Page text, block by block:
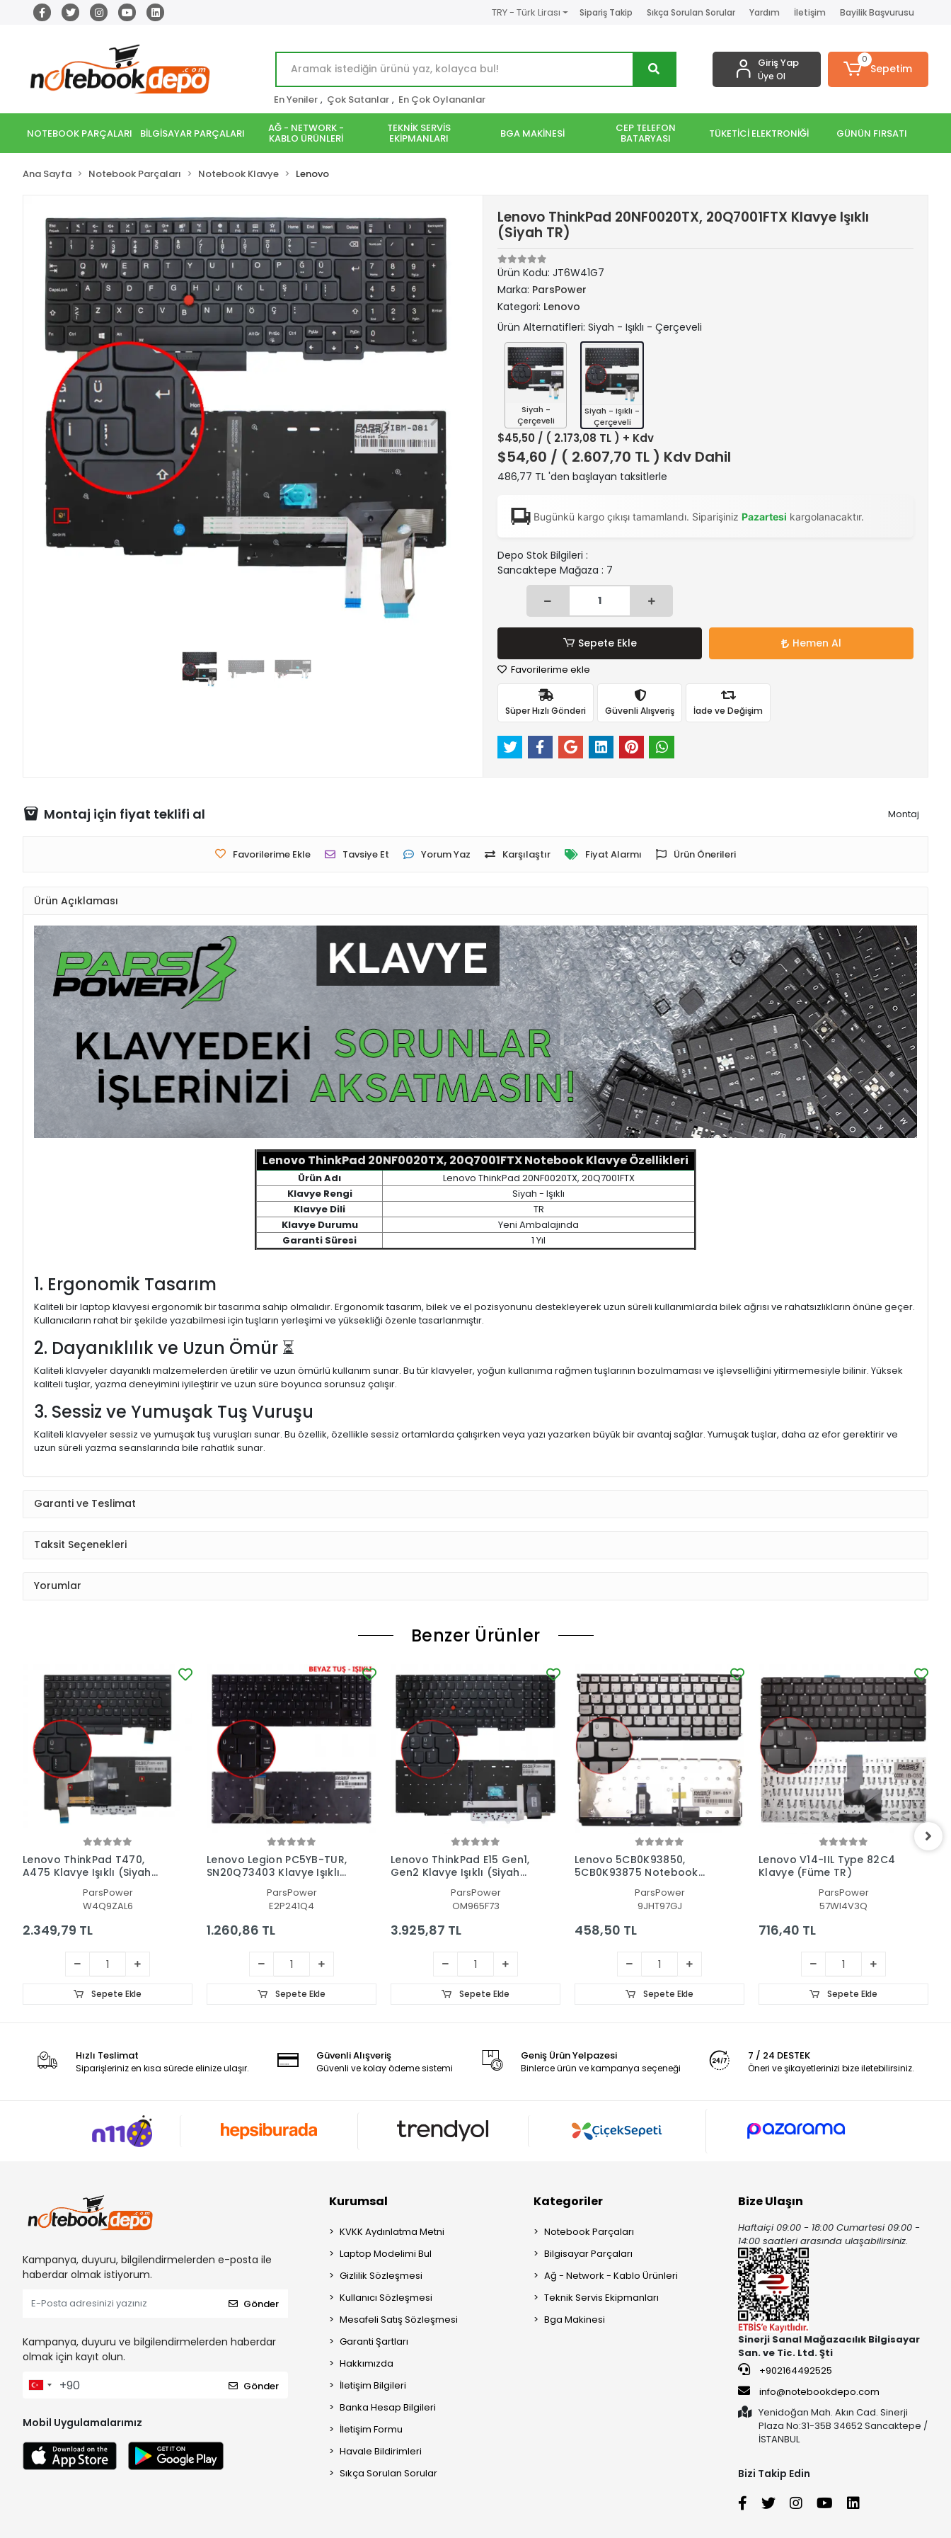
TRY - Türk Lirası Sipariş Takip Sıkça Sorulan Sorular Yardım İletişim Bayilik Başvurusu
En Yeniler , Çok Satanlar , En Çok Oylananlar
Giriş Yap
Üye Ol
0
Sepetim
NOTEBOOK PARÇALARI BİLGİSAYAR PARÇALARI AĞ - NETWORK -
KABLO ÜRÜNLERİ
TEKNİK SERVİS
EKİPMANLARI BGA MAKİNESİ CEP TELEFON
BATARYASI TÜKETİCİ ELEKTRONİĞİ GÜNÜN FIRSATI
Ana Sayfa Notebook Parçaları Notebook Klavye Lenovo
Lenovo ThinkPad 20NF0020TX, 20Q7001FTX Klavye Işıklı
(Siyah TR)
Ürün Kodu: JT6W41G7
Marka: ParsPower
Kategori: Lenovo
Ürün Alternatifleri: Siyah - Işıklı - Çerçeveli
Siyah -
Çerçeveli
Siyah - Işıklı -
Çerçeveli
$45,50 / ( 2.173,08 TL ) + Kdv
$54,60 / ( 2.607,70 TL ) Kdv Dahil
486,77 TL 'den başlayan taksitlerle
Bugünkü kargo çıkışı tamamlandı. Siparişiniz Pazartesi kargolanacaktır.
Depo Stok Bilgileri :
Sancaktepe Mağaza : 7
Sepete Ekle Hemen Al
Favorilerime ekle
Süper Hızlı Gönderi Güvenli Alışveriş İade ve Değişim
Montaj için fiyat teklifi al Montaj
Favorilerime Ekle Tavsiye Et Yorum Yaz Karşılaştır Fiyat Alarmı Ürün Önerileri
Ürün Açıklaması
Lenovo ThinkPad 20NF0020TX, 20Q7001FTX Notebook Klavye Özellikleri
Ürün Adı
Lenovo ThinkPad 20NF0020TX, 20Q7001FTX
Klavye Rengi
Siyah - Işıklı
Klavye Dili
TR
Klavye Durumu
Yeni Ambalajında
Garanti Süresi
1 Yıl
1. Ergonomik Tasarım
Kaliteli bir laptop klavyesi ergonomik bir tasarıma sahip olmalıdır. Ergonomik tasarım, bilek ve el pozisyonunu destekleyerek uzun süreli kullanımlarda bilek ağrısı ve rahatsızlıkların önüne geçer.
Kullanıcıların rahat bir şekilde yazabilmesi için tuşların yerleşimi ve yüksekliği özenle tasarlanmıştır.
2. Dayanıklılık ve Uzun Ömür ⏳
Kaliteli klavyeler dayanıklı malzemelerden üretilir ve uzun ömürlü kullanım sunar. Bu tür klavyeler, yoğun kullanıma rağmen tuşlarının bozulmaması ve işlevselliğini yitirmemesiyle bilinir. Yüksek
kaliteli tuşlar, yazma deneyimini iyileştirir ve uzun süre boyunca sorunsuz çalışır.
3. Sessiz ve Yumuşak Tuş Vuruşu
Kaliteli klavyeler sessiz ve yumuşak tuş vuruşları sunar. Bu özellik, özellikle sessiz ortamlarda çalışırken veya yazı yazarken büyük bir avantaj sağlar. Yumuşak tuşlar, daha az efor gerektirir ve
uzun süreli yazma seanslarında bile rahatlık sunar.
Garanti ve Teslimat
Taksit Seçenekleri
Yorumlar
Benzer Ürünler
Lenovo ThinkPad T470,
A475 Klavye Işıklı (Siyah
ParsPower
W4Q9ZAL6
2.349,79 TL
Sepete Ekle
Lenovo Legion PC5YB-TUR,
SN20Q73403 Klavye Işıklı
ParsPower
E2P241Q4
1.260,86 TL
Sepete Ekle
Lenovo ThinkPad E15 Gen1,
Gen2 Klavye Işıklı (Siyah
ParsPower
OM965F73
3.925,87 TL
Sepete Ekle
Lenovo 5CB0K93850,
5CB0K93875 Notebook
ParsPower
9JHT97GJ
458,50 TL
Sepete Ekle
Lenovo V14-IIL Type 82C4
Klavye (Füme TR)
ParsPower
57WI4V3Q
716,40 TL
Sepete Ekle
Hızlı Teslimat
Siparişleriniz en kısa sürede elinize ulaşır.
Güvenli Alışveriş
Güvenli ve kolay ödeme sistemi
Geniş Ürün Yelpazesi
Binlerce ürün ve kampanya seçeneği
7 / 24 DESTEK
Öneri ve şikayetlerinizi bize iletebilirsiniz.
Kampanya, duyuru, bilgilendirmelerden e-posta ile
haberdar olmak istiyorum.
Gönder
Kampanya, duyuru ve bilgilendirmelerden haberdar
olmak için kayıt olun.
Gönder
Mobil Uygulamalarımız
Kurumsal
KVKK Aydınlatma Metni
Laptop Modelimi Bul
Gizlilik Sözleşmesi
Kullanıcı Sözleşmesi
Mesafeli Satış Sözleşmesi
Garanti Şartları
Hakkımızda
İletişim Bilgileri
Banka Hesap Bilgileri
İletişim Formu
Havale Bildirimleri
Sıkça Sorulan Sorular
Kategoriler
Notebook Parçaları
Bilgisayar Parçaları
Ağ - Network - Kablo Ürünleri
Teknik Servis Ekipmanları
Bga Makinesi
Bize Ulaşın
Haftaiçi 09:00 - 18:00 Cumartesi 09:00 -
14:00 saatleri arasında ulaşabilirsiniz.
Sinerji Sanal Mağazacılık Bilgisayar
San. ve Tic. Ltd. Şti
+902164492525
info@notebookdepo.com
Yenidoğan Mah. Akın Cad. Sinerji
Plaza No:31-35B 34652 Sancaktepe /
İSTANBUL
Bizi Takip Edin